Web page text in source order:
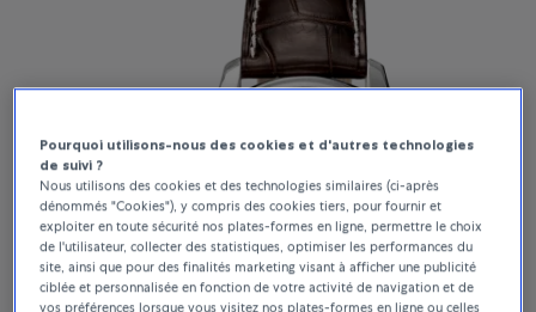
Pourquoi utilisons-nous des cookies et d'autres technologies
de suivi ?
Nous utilisons des cookies et des technologies similaires (ci-après
dénommés "Cookies"), y compris des cookies tiers, pour fournir et
exploiter en toute sécurité nos plates-formes en ligne, permettre le choix
de l'utilisateur, collecter des statistiques, optimiser les performances du
site, ainsi que pour des finalités marketing visant à afficher une publicité
ciblée et personnalisée en fonction de votre activité de navigation et de
vos préférences lorsque vous visitez nos plates-formes en ligne ou celles